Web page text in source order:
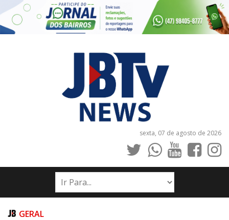
sexta, 07 de agosto de 2026
INÍCIO
NOTÍCIAS
GERAL